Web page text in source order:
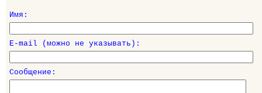
Имя:
E-mail (можно не указывать):
Сообщение: